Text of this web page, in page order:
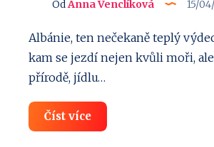
Od Anna Venclíková 15/
Albánie, ten nečekaně teplý
kam se jezdí nejen kvůli moři,
přírodě, jídlu…
Číst víceKam
letos